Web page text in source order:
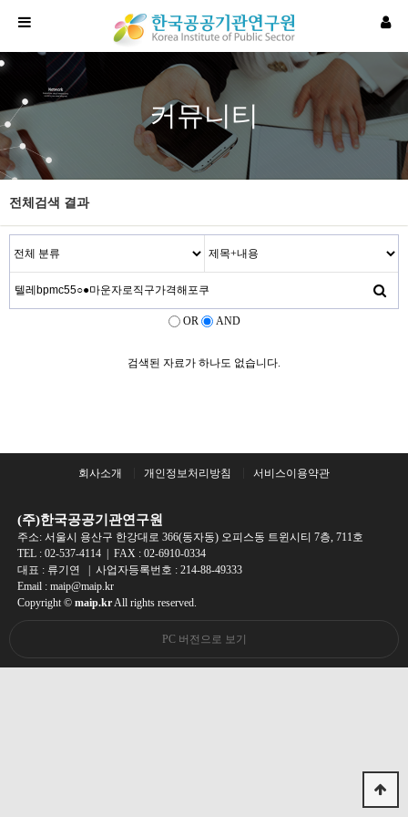
커뮤니티
전체검색 결과
OR AND
검색된 자료가 하나도 없습니다.
회사소개 개인정보처리방침 서비스이용약관
(주)한국공공기관연구원
주소: 서울시 용산구 한강대로 366(동자동) 오피스동 트윈시티 7층, 711호
TEL : 02-537-4114| FAX : 02-6910-0334
대표 : 류기연 | 사업자등록번호 : 214-88-49333
Email : maip@maip.kr
Copyright © maip.krAll rights reserved.
PC 버전으로 보기